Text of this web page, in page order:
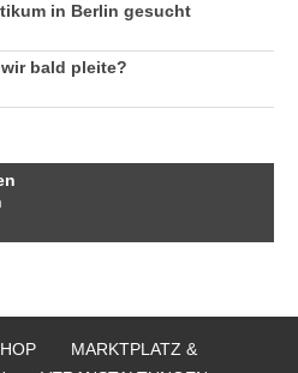
in Berlin gesucht
bald pleite?
MARKTPLATZ &